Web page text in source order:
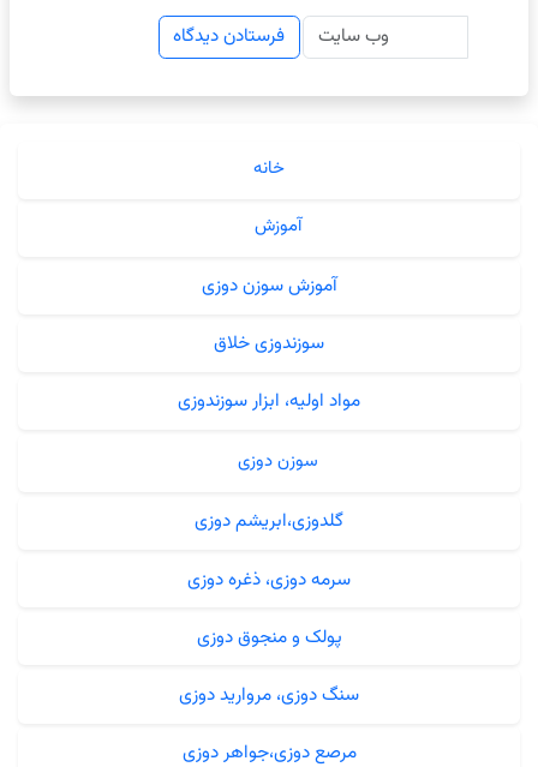
خانه
آموزش
آموزش سوزن دوزی
سوزندوزی خلاق
مواد اولیه، ابزار سوزندوزی
سوزن دوزی
گلدوزی،ابریشم دوزی
سرمه دوزی، ذغره دوزی
پولک و منجوق دوزی
سنگ دوزی، مروارید دوزی
مرصع دوزی،جواهر دوزی